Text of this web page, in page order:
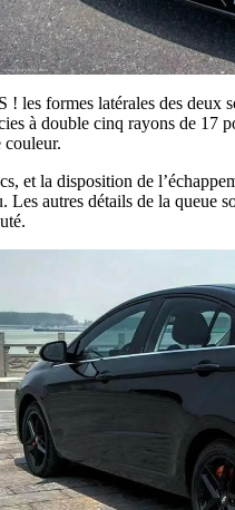
formes latérales des deux
à double cinq rayons de 17
couleur.
et la disposition de
autres détails de la